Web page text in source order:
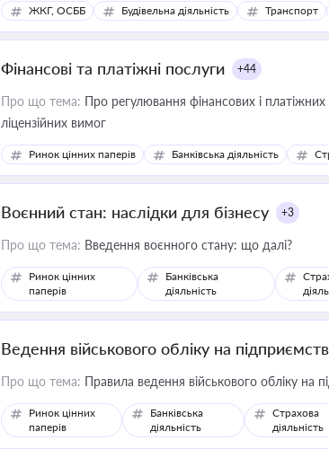
ЖКГ, ОСББ Будівельна діяльність Транспорт
Фінансові та платіжні послуги +44
Про що тема: Про регулювання фінансових і платіжних послуг, управління коштами, приймання
ліцензійних вимог
Ринок цінних паперів Банківська діяльність
Воєнний стан: наслідки для бізнесу +3
Про що тема: Введення воєнного стану: що далі?
Ринок цінних
паперів
Банківська
діяльність
Ведення військового обліку на
Про що тема: Правила ведення військового обліку на
Ринок цінних
паперів
Банківська
діяльність
Страхова
діяльність